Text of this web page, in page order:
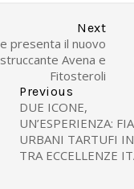
Next
presenta il nuovo
Avena e
Fitosteroli
Previous
DUE ICONE,
UN’ESPERIENZA:
URBANI TARTUFI
TRA ECCELLENZE